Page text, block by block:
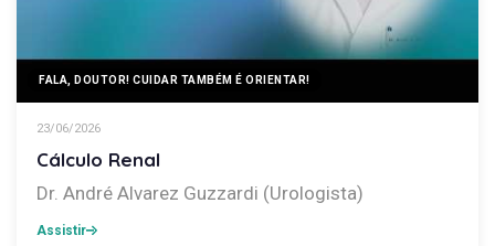
FALA, DOUTOR! CUIDAR TAMBÉM É ORIENTAR!
23/06/2026
Cálculo Renal
Dr. André Alvarez Guzzardi (Urologista)
Assistir